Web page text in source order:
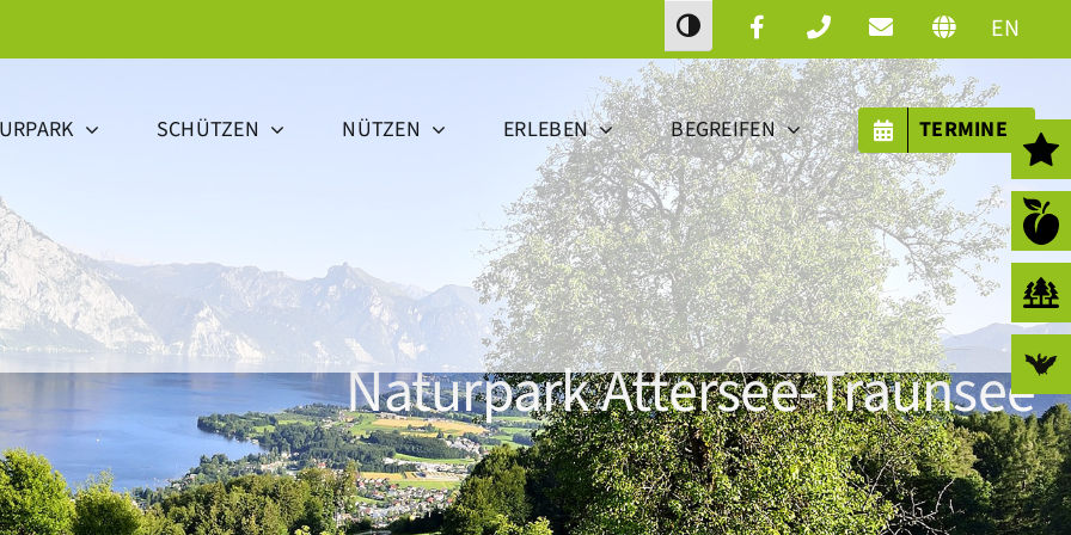
Toggle High Contrast EN
SCHÜTZEN NÜTZEN ERLEBEN BEGREIFEN TERMINE
Naturpark Attersee-Traunsee